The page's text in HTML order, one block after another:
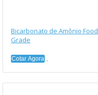
Bicarbonato de Amônio Food
Grade
Cotar Agora